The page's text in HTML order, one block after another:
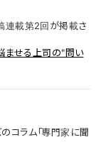
連載第2回が掲載さ
ませる上司の"問い
コラム「専門家に聞